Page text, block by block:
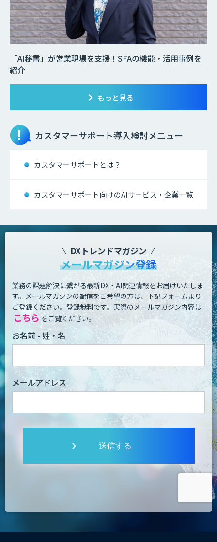
「AI秘書」が営業現場を支援！SFAの機能・活用事例を
紹介
もっと見る
カスタマーサポート導入検討メニュー
カスタマーサポートとは？
カスタマーサポート向けのAIサービス・企業一覧
DXトレンドマガジン
メールマガジン登録
業務の課題解決に繋がる最新DX・AI関連情報をお届けいたしま
す。 メールマガジンの配信をご希望の方は、下記フォームより
ご登録ください。登録無料です。 実際のメールマガジン内容は
こちら をご覧ください。
お名前 - 姓・名
メールアドレス
送信する